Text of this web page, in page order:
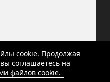
cookie. Продолжая
соглашаетесь на
файлов cookie.